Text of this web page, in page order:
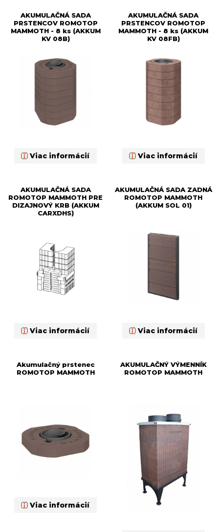
AKUMULAČNÁ SADA
PRSTENCOV ROMOTOP
MAMMOTH - 8 ks (AKKUM
KV 08B)
Viac informácií
AKUMULAČNÁ SADA
PRSTENCOV ROMOTOP
MAMMOTH - 8 ks (AKKUM
KV 08FB)
Viac informácií
AKUMULAČNÁ SADA
ROMOTOP MAMMOTH PRE
DIZAJNOVÝ KRB (AKKUM
CARXDHS)
Viac informácií
AKUMULAČNÁ SADA ZADNÁ
ROMOTOP MAMMOTH
(AKKUM SOL 01)
Viac informácií
Akumulačný prstenec
ROMOTOP MAMMOTH
Viac informácií
AKUMULAČNÝ VÝMENNÍK
ROMOTOP MAMMOTH